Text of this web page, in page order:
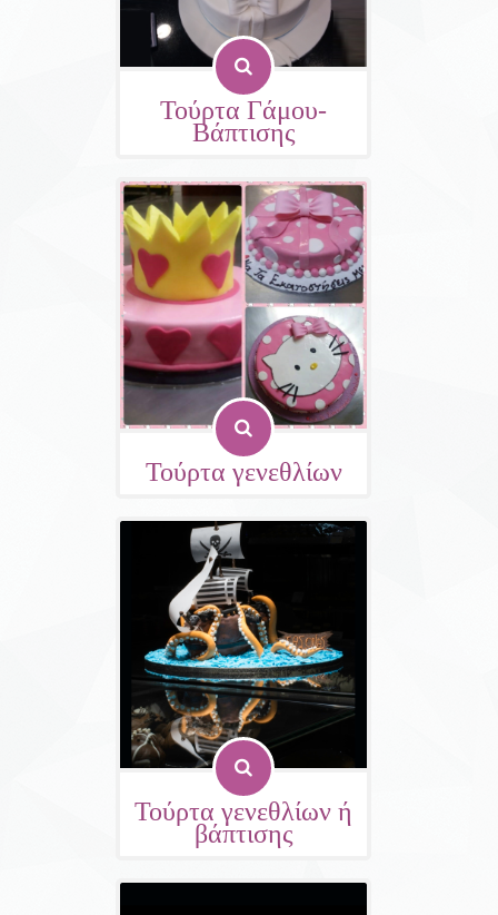
Τούρτα Γάμου-
Βάπτισης
Τούρτα γενεθλίων
Τούρτα γενεθλίων ή
βάπτισης